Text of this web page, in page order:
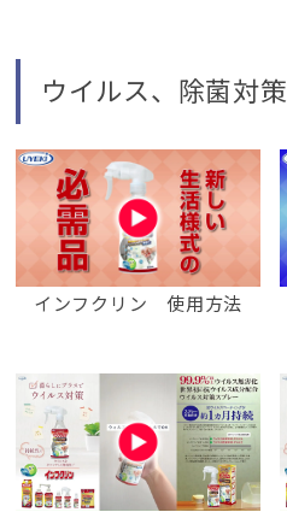
ウイルス、除菌対策
インフクリン 使用方法